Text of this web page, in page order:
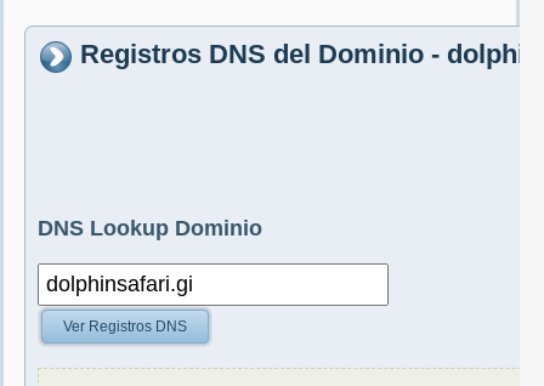
Registros DNS del Dominio -
DNS Lookup Dominio
Ver Registros DNS